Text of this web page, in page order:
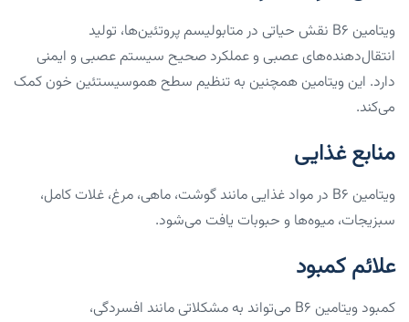
ویتامین B6 نقش حیاتی در متابولیسم پروتئین‌ها، تولید
انتقال‌دهنده‌های عصبی و عملکرد صحیح سیستم عصبی و ایمنی
دارد. این ویتامین همچنین به تنظیم سطح هموسیستئین خون کمک
می‌کند.
منابع غذایی
ویتامین B6 در مواد غذایی مانند گوشت، ماهی، مرغ، غلات کامل،
سبزیجات، میوه‌ها و حبوبات یافت می‌شود.
علائم کمبود
کمبود ویتامین B6 می‌تواند به مشکلاتی مانند افسردگی،